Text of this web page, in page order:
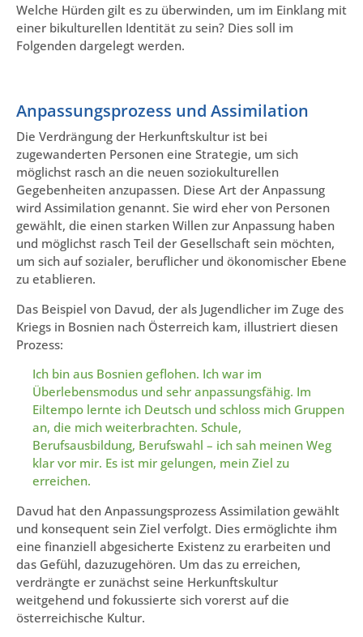
Welche Hürden gilt es zu überwinden, um im Einklang mit
einer bikulturellen Identität zu sein? Dies soll im
Folgenden dargelegt werden.
Anpassungsprozess und Assimilation
Die Verdrängung der Herkunftskultur ist bei
zugewanderten Personen eine Strategie, um sich
möglichst rasch an die neuen soziokulturellen
Gegebenheiten anzupassen. Diese Art der Anpassung
wird Assimilation genannt. Sie wird eher von Personen
gewählt, die einen starken Willen zur Anpassung haben
und möglichst rasch Teil der Gesellschaft sein möchten,
um sich auf sozialer, beruflicher und ökonomischer Ebene
zu etablieren.
Das Beispiel von Davud, der als Jugendlicher im Zuge des
Kriegs in Bosnien nach Österreich kam, illustriert diesen
Prozess:
Ich bin aus Bosnien geflohen. Ich war im
Überlebensmodus und sehr anpassungsfähig. Im
Eiltempo lernte ich Deutsch und schloss mich Gruppen
an, die mich weiterbrachten. Schule,
Berufsausbildung, Berufswahl – ich sah meinen Weg
klar vor mir. Es ist mir gelungen, mein Ziel zu
erreichen.
Davud hat den Anpassungsprozess Assimilation gewählt
und konsequent sein Ziel verfolgt. Dies ermöglichte ihm
eine finanziell abgesicherte Existenz zu erarbeiten und
das Gefühl, dazuzugehören. Um das zu erreichen,
verdrängte er zunächst seine Herkunftskultur
weitgehend und fokussierte sich vorerst auf die
österreichische Kultur.